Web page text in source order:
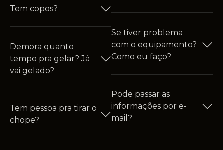
Tem copos?
Demora quanto
tempo pra gelar? Já
vai gelado?
Tem pessoa pra tirar o
chope?
Se tiver problema
com o equipamento?
Como eu faço?
Pode passar as
informações por e-
mail?